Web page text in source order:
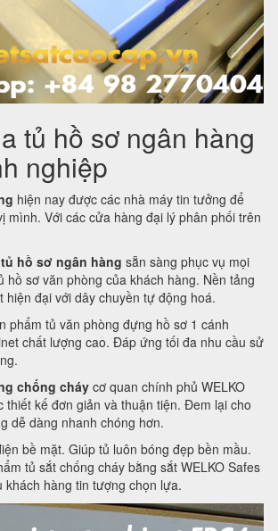
tủ hồ sơ ngân hàng
nghiệp
hiện nay được các nhà máy tin tưởng để
mình. Với các cửa hàng đại lý phân phối trên
hồ sơ ngân hàng sẵn sàng phục vụ mọi
hồ sơ văn phòng của khách hàng. Nền tảng
hiện đại với dây chuyền tự động hoá.
phẩm tủ văn phòng đựng hồ sơ 1 cánh
chất lượng cao. Đáp ứng tối đa nhu cầu sử
chống cháy cơ quan chính phủ WELKO
thiết kế đơn giản và thuận tiện. Đem lại cho
dễ dàng nhanh chóng hơn.
bề mặt. Giúp tủ luôn bóng đẹp bền mầu.
tủ sắt chống cháy bằng sắt WELKO Safes
khách hàng tin tượng chọn lựa.